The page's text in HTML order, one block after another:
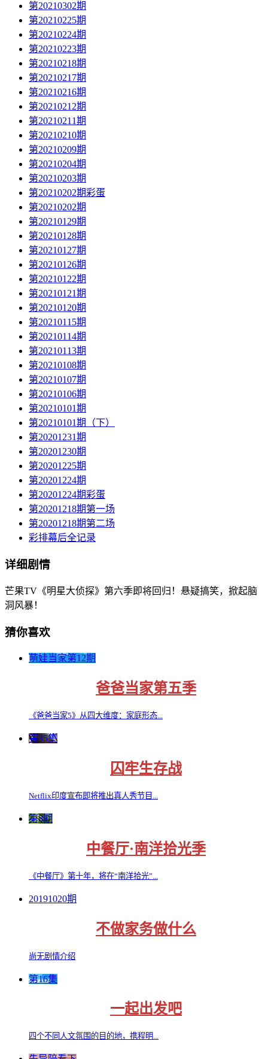
第20210302期
第20210225期
第20210224期
第20210223期
第20210218期
第20210217期
第20210216期
第20210212期
第20210211期
第20210210期
第20210209期
第20210204期
第20210203期
第20210202期彩蛋
第20210202期
第20210129期
第20210128期
第20210127期
第20210126期
第20210122期
第20210121期
第20210120期
第20210115期
第20210114期
第20210113期
第20210108期
第20210107期
第20210106期
第20210101期
第20210101期（下）
第20201231期
第20201230期
第20201225期
第20201224期
第20201224期彩蛋
第20201218期第一场
第20201218期第二场
彩排幕后全记录
详细剧情
芒果TV《明星大侦探》第六季即将回归！悬疑搞笑，掀起脑
洞风暴！
猜你喜欢
萌娃当家第12期
爸爸当家第五季
《爸爸当家5》从四大维度：家庭形态...
第35集
囚牢生存战
Netflix印度宣布即将推出真人秀节目...
第8期
中餐厅·南洋拾光季
《中餐厅》第十年，将在“南洋拾光”...
20191020期
不做家务做什么
尚无剧情介绍
第16集
一起出发吧
四个不同人文氛围的目的地，携程明...